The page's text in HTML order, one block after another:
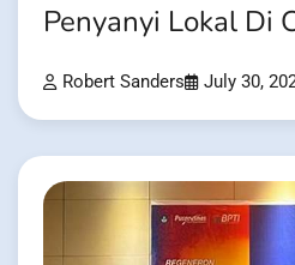
Penyanyi Lokal Di
Robert Sanders July 30,